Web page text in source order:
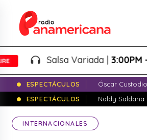
Salsa Variada |3:00PM -
ESPECTÁCULOS
Óscar
ESPECTÁCULOS
Naldy
INTERNACIONALES